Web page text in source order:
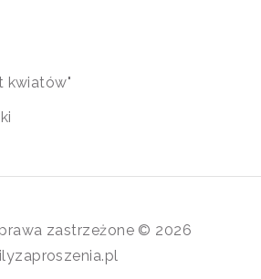
kwiatów"
zastrzeżone © 2026